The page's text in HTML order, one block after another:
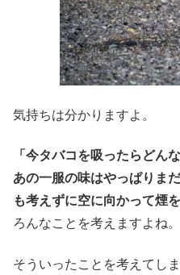
気持ちは分かりますよ。
「今タバコを吸ったらどん
あの一服の味はやっぱりま
も考えずに空に向かって煙
ろんなことを考えますよね。
そういったことを考えてし